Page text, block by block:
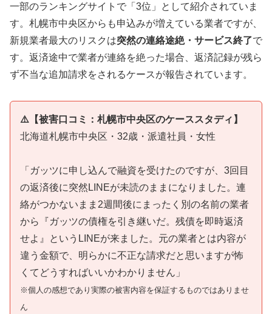
一部のランキングサイトで「3位」として紹介されていま
す。札幌市中央区からも申込みが増えている業者ですが、
新規業者最大のリスクは突然の連絡途絶・サービス終了で
す。返済途中で業者が連絡を絶った場合、返済記録が残ら
ず不当な追加請求をされるケースが報告されています。
⚠️【被害口コミ：札幌市中央区のケーススタディ】
北海道札幌市中央区・32歳・派遣社員・女性
「ガッツに申し込んで融資を受けたのですが、3回目
の返済後に突然LINEが未読のままになりました。連
絡がつかないまま2週間後にまったく別の名前の業者
から『ガッツの債権を引き継いだ。残債を即時返済
せよ』というLINEが来ました。元の業者とは内容が
違う金額で、明らかに不正な請求だと思いますが怖
くてどうすればいいかわかりません」
※個人の感想であり実際の被害内容を保証するものではありませ
ん